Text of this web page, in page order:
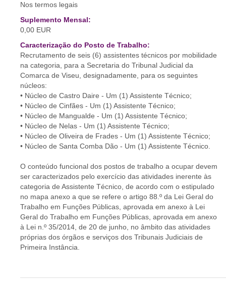
Nos termos legais
Suplemento Mensal:
0,00 EUR
Caracterização do Posto de Trabalho:
Recrutamento de seis (6) assistentes técnicos por mobilidade
na categoria, para a Secretaria do Tribunal Judicial da
Comarca de Viseu, designadamente, para os seguintes
núcleos:
• Núcleo de Castro Daire - Um (1) Assistente Técnico;
• Núcleo de Cinfães - Um (1) Assistente Técnico;
• Núcleo de Mangualde - Um (1) Assistente Técnico;
• Núcleo de Nelas - Um (1) Assistente Técnico;
• Núcleo de Oliveira de Frades - Um (1) Assistente Técnico;
• Núcleo de Santa Comba Dão - Um (1) Assistente Técnico.
O conteúdo funcional dos postos de trabalho a ocupar devem
ser caracterizados pelo exercício das atividades inerente às
categoria de Assistente Técnico, de acordo com o estipulado
no mapa anexo a que se refere o artigo 88.º da Lei Geral do
Trabalho em Funções Públicas, aprovada em anexo à Lei
Geral do Trabalho em Funções Públicas, aprovada em anexo
à Lei n.º 35/2014, de 20 de junho, no âmbito das atividades
próprias dos órgãos e serviços dos Tribunais Judiciais de
Primeira Instância.